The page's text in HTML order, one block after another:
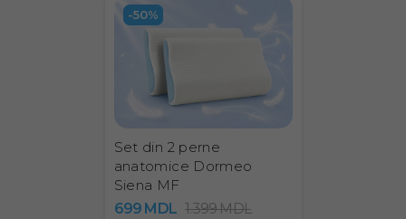
-50%
Set din 2 perne
anatomice Dormeo
Siena MF
699 MDL 1.399MDL